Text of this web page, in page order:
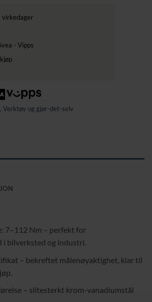
virkedager
- Vipps
, Verktøy og gjør-det-selv
7–112 Nm – perfekt for
i bilverksted og industri.
– bekreftet målenøyaktighet, klar til
– slitesterkt krom-vanadiumstål